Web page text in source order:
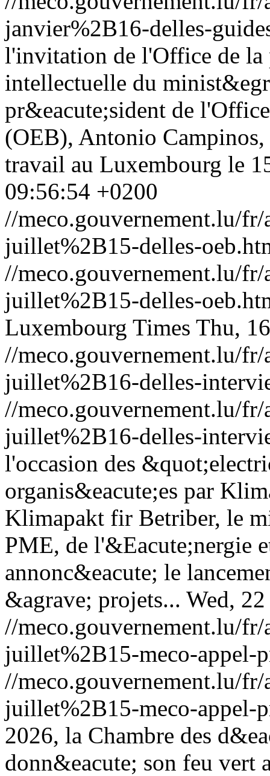
janvier%2B16-delles-
l'invitation de l'Office de la
intellectuelle du
pr&eacute;sident de
(OEB), Antonio
travail au Luxembourg le
09:56:54 +0200
//meco.gouvernement.lu/
juillet%2B15-delles-
//meco.gouvernement.lu/
juillet%2B15-delles-
Luxembourg Times Thu,
//meco.gouvernement.lu/
juillet%2B16-delles-
//meco.gouvernement.lu/
juillet%2B16-delles-
l'occasion des
organis&eacute;es par
Klimapakt fir Betriber, le
PME, de l'&Eacute;nergie
annonc&eacute; le
&agrave; projets... Wed,
//meco.gouvernement.lu/
juillet%2B15-meco-appel-
//meco.gouvernement.lu/
juillet%2B15-meco-appel-
2026, la Chambre des
donn&eacute; son feu vert